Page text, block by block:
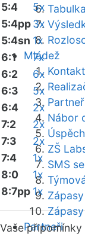
Tabulka
Mládež
Nábor
ZŠ
SMS
Partneři
5:4
5x
5:4pp3x
5:4sn 1x
6:1
7x
6:2
6x
6:3
5x
6:4
2x
7:2
2x
7:3
2x
7:4
1x
8:0
1x
8:7pp 1x
Vaše